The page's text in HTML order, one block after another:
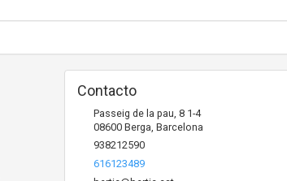
Contacto
Passeig de la pau, 8 1-4
08600 Berga, Barcelona
938212590
616123489